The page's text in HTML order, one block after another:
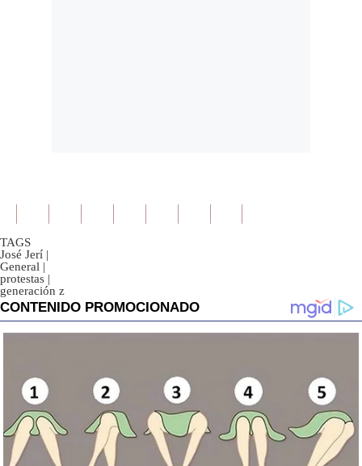
TAGS
José Jerí |
General |
protestas |
generación z